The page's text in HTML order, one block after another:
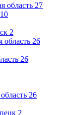
область 27
10
2
область 26
26
26
2